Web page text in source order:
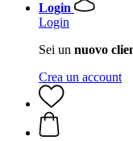
Login
Login
Sei un nuovo
Crea un account